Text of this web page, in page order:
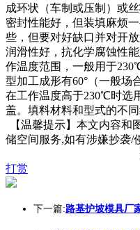
成环状（车制或压制）或
密封性能好，但装填麻烦
些，但要对好缺口并对开
润滑性好，抗化学腐蚀性
作温度范围，一般用于
型加工成形有60°（一般场
在工作温度高于230℃时选
盖。填料材料和型式的不
【温馨提示】本文内容
储空间服务,如有涉嫌抄袭/
打赏
下一篇:路基护坡模具厂